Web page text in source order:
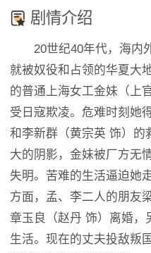
剧情介绍
20世纪40年代，海内外
就被奴役和占领的华夏大
的普通上海女工金妹（上
受日寇欺凌。危难时刻她
和李新群（黄宗英 饰）的
大的阴影，金妹被厂方无
失明。苦难的生活逼迫她
方面，孟、李二人的朋友
章玉良（赵丹 饰）离婚，
生活。现在的丈夫投敌叛